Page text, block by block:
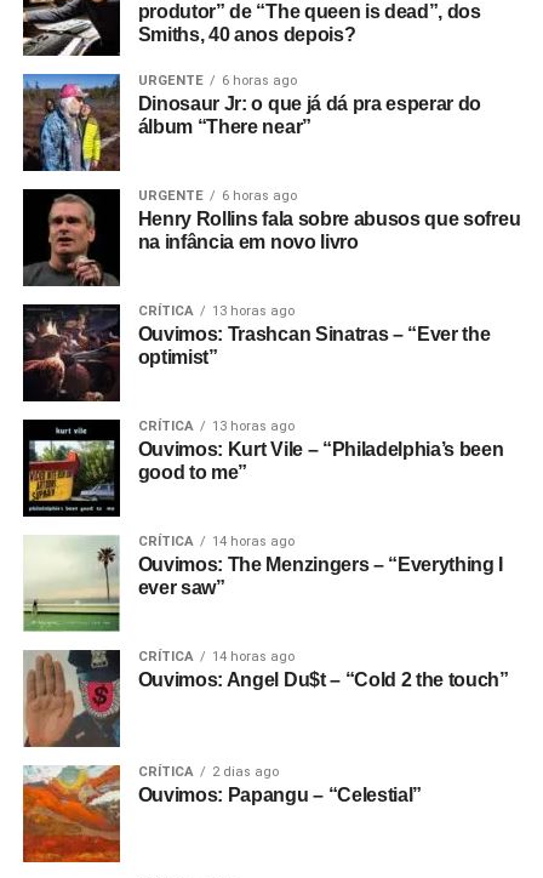
produtor” de “The queen is dead”, dos
Smiths, 40 anos depois?
URGENTE 6 horas ago
Dinosaur Jr: o que já dá pra esperar do
álbum “There near”
URGENTE 6 horas ago
Henry Rollins fala sobre abusos que sofreu
na infância em novo livro
CRÍTICA 13 horas ago
Ouvimos: Trashcan Sinatras – “Ever the
optimist”
CRÍTICA 13 horas ago
Ouvimos: Kurt Vile – “Philadelphia’s been
good to me”
CRÍTICA 14 horas ago
Ouvimos: The Menzingers – “Everything I
ever saw”
CRÍTICA 14 horas ago
Ouvimos: Angel Du$t – “Cold 2 the touch”
CRÍTICA 2 dias ago
Ouvimos: Papangu – “Celestial”